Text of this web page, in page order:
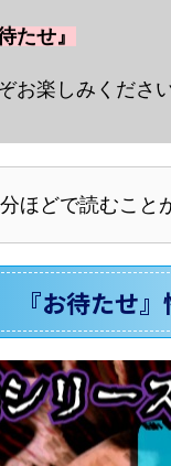
たせ』
お楽しみくださ
ほどで読むこと
『お待たせ